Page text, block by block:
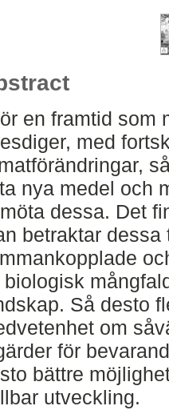
en framtid som
med
nya medel och
dessa. Det
betraktar
biologisk
Så desto
om
för
bättre
utveckling.